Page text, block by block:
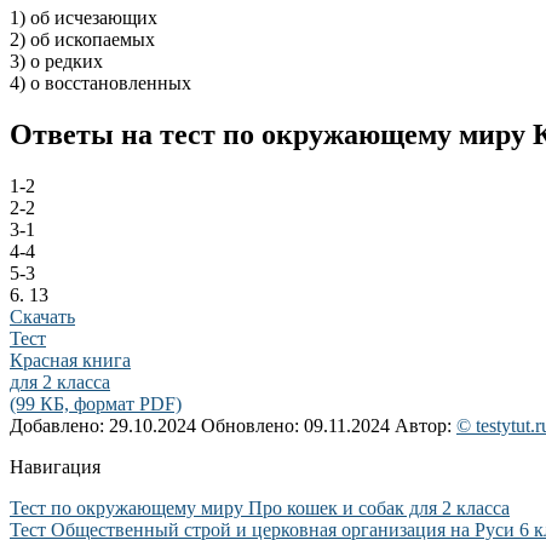
1) об исчезающих
2) об ископаемых
3) о редких
4) о восстановленных
Ответы на тест по окружающему миру
1-2
2-2
3-1
4-4
5-3
6. 13
Скачать
Тест
Красная книга
для 2 класса
(99 КБ, формат PDF)
Добавлено: 29.10.2024 Обновлено: 09.11.2024 Автор: ©
Навигация
Тест по окружающему миру Про кошек и собак для 2 класса
Тест Общественный строй и церковная организация на Руси 6